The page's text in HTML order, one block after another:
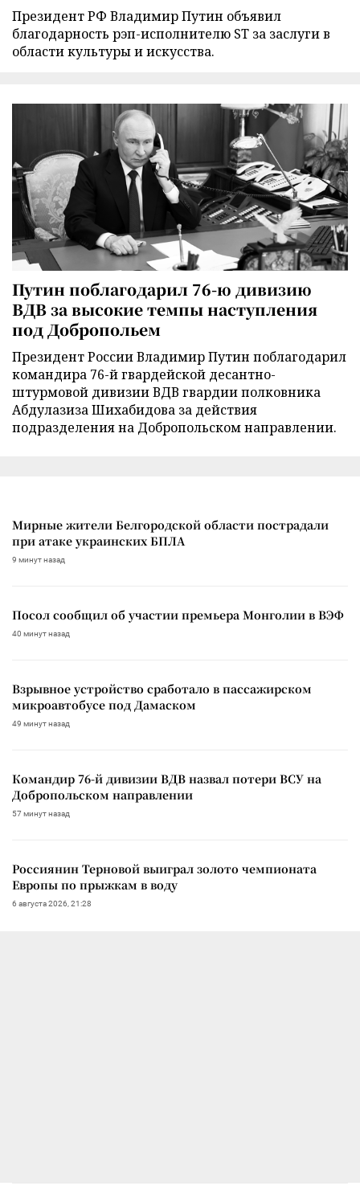
Президент РФ Владимир Путин объявил
благодарность рэп-исполнителю ST за заслуги в
области культуры и искусства.
Путин поблагодарил 76-ю дивизию
ВДВ за высокие темпы наступления
под Добропольем
Президент России Владимир Путин поблагодарил
командира 76-й гвардейской десантно-
штурмовой дивизии ВДВ гвардии полковника
Абдулазиза Шихабидова за действия
подразделения на Добропольском направлении.
Мирные жители Белгородской области пострадали
при атаке украинских БПЛА
9 минут назад
Посол сообщил об участии премьера Монголии в ВЭФ
40 минут назад
Взрывное устройство сработало в пассажирском
микроавтобусе под Дамаском
49 минут назад
Командир 76-й дивизии ВДВ назвал потери ВСУ на
Добропольском направлении
57 минут назад
Россиянин Терновой выиграл золото чемпионата
Европы по прыжкам в воду
6 августа 2026, 21:28